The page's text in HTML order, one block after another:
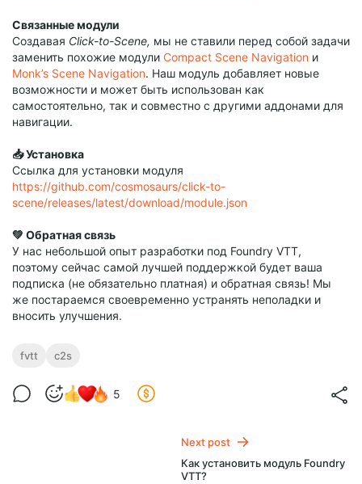
Связанные модули
Создавая Click-to-Scene, мы не ставили перед собой задачи
заменить похожие модули Compact Scene Navigation и
Monk’s Scene Navigation. Наш модуль добавляет новые
возможности и может быть использован как
самостоятельно, так и совместно с другими аддонами для
навигации.
📥 Установка
Ссылка для установки модуля
https://github.com/cosmosaurs/click-to-
scene/releases/latest/download/module.json
💚 Обратная связь
У нас небольшой опыт разработки под Foundry VTT,
поэтому сейчас самой лучшей поддержкой будет ваша
подписка (не обязательно платная) и обратная связь! Мы
же постараемся своевременно устранять неполадки и
вносить улучшения.
fvtt c2s
5
Next post
Как установить модуль Foundry
VTT?